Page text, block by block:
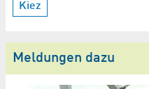
Kiez
Meldungen dazu